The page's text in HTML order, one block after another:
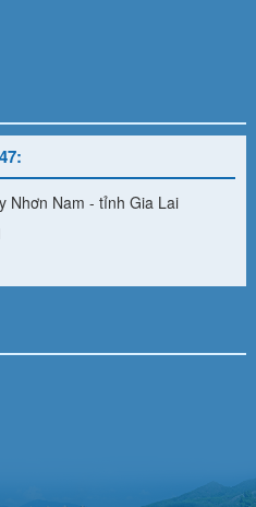
Nhơn Nam - tỉnh Gia Lai